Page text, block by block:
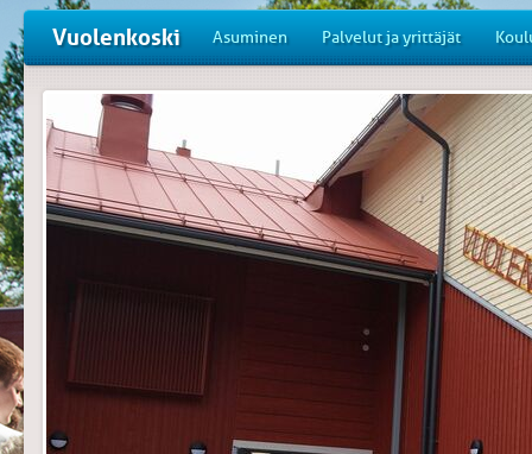
Vuolenkoski Asuminen Palvelut ja yrittäjät